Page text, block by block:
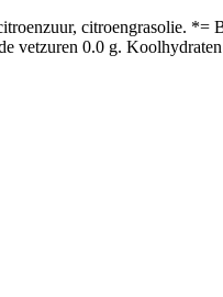
citroengrasolie. *=
vetzuren 0.0 g.